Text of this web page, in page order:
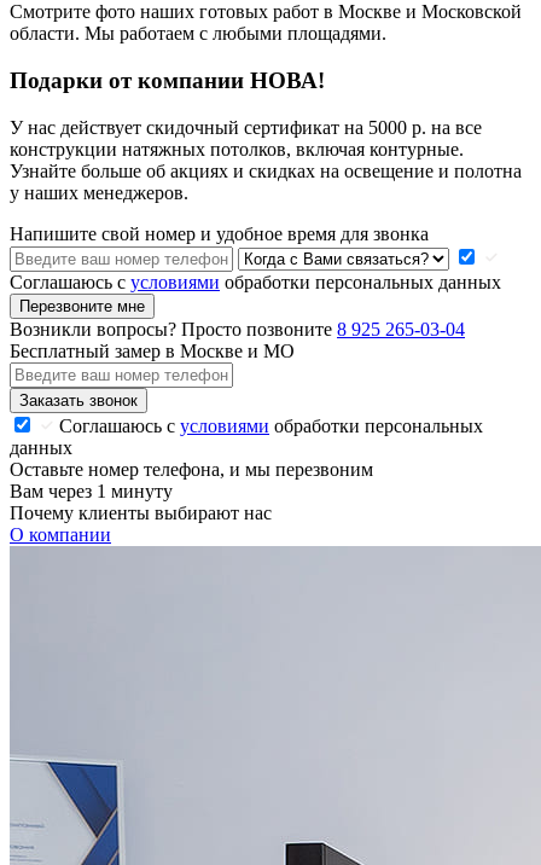
Смотрите фото наших готовых работ в Москве и Московской
области. Мы работаем с любыми площадями.
Подарки от компании НОВА!
У нас действует скидочный сертификат на 5000 р. на все
конструкции натяжных потолков, включая контурные.
Узнайте больше об акциях и скидках на освещение и полотна
у наших менеджеров.
Напишите свой номер и удобное время для звонка
Соглашаюсь с условиями обработки персональных данных
Перезвоните мне
Возникли вопросы? Просто позвоните 8 925 265-03-04
Бесплатный замер в Москве и МО
Заказать звонок
Соглашаюсь с условиями обработки персональных
данных
Оставьте номер телефона, и мы перезвоним
Вам через 1 минуту
Почему клиенты выбирают нас
О компании